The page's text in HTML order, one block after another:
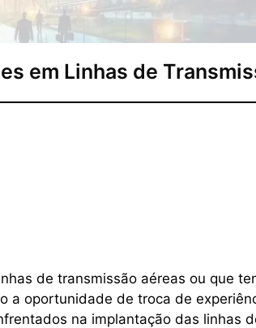
em Linhas de
de transmissão aéreas ou que
a oportunidade de troca de
na implantação das linhas